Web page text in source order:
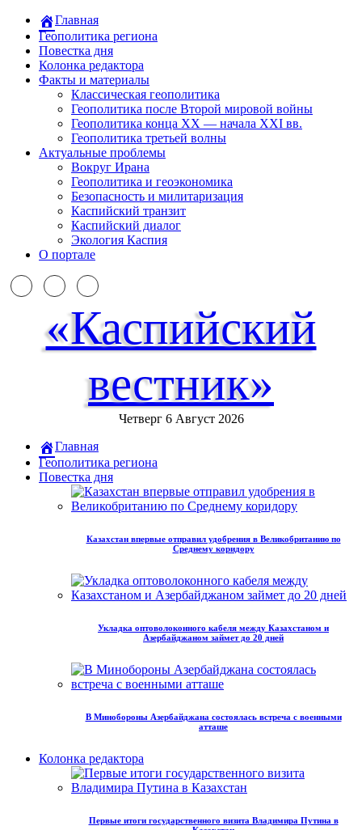
Главная
Геополитика региона
Повестка дня
Колонка редактора
Факты и материалы
Классическая геополитика
Геополитика после Второй мировой войны
Геополитика конца XX — начала XXI вв.
Геополитика третьей волны
Актуальные проблемы
Вокруг Ирана
Геополитика и геоэкономика
Безопасность и милитаризация
Каспийский транзит
Каспийский диалог
Экология Каспия
О портале
«Каспийский
вестник»
Четверг 6 Август 2026
Главная
Геополитика региона
Повестка дня
Казахстан впервые отправил удобрения в Великобританию по
Среднему коридору
Укладка оптоволоконного кабеля между Казахстаном и
Азербайджаном займет до 20 дней
В Минобороны Азербайджана состоялась встреча с военными
атташе
Колонка редактора
Первые итоги государственного визита Владимира Путина в